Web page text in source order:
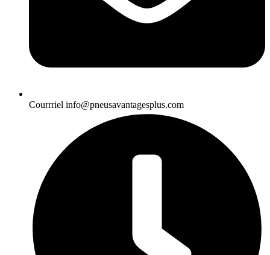
Courrriel info@pneusavantagesplus.com